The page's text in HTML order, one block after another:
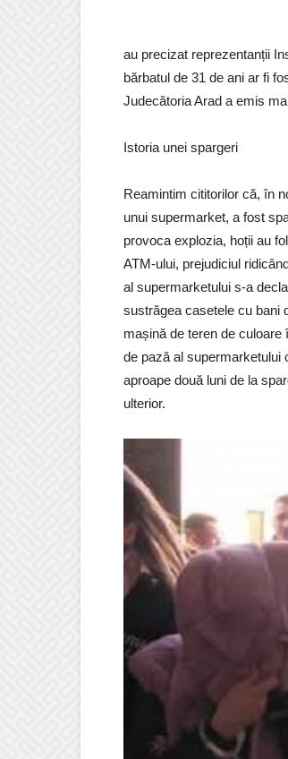
au precizat reprezentanții
bărbatul de 31 de ani ar fi
Judecătoria Arad a emis
Istoria unei spargeri
Reamintim cititorilor că, în
unui supermarket, a fost
provoca explozia, hoții au
ATM-ului, prejudiciul
al supermarketului s-a
sustrăgea casetele cu bani
mașină de teren de
de pază al supermarketului
aproape două luni de la
ulterior.